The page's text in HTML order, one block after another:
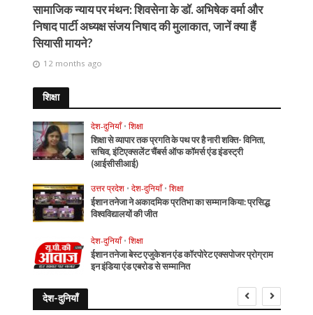
सामाजिक न्याय पर मंथन: शिवसेना के डॉ. अभिषेक वर्मा और
निषाद पार्टी अध्यक्ष संजय निषाद की मुलाकात, जानें क्या हैं
सियासी मायने?
12 months ago
शिक्षा
देश-दुनियाँ • शिक्षा
शिक्षा से व्यापार तक प्रगति के पथ पर है नारी शक्ति- विनिता,
सचिव, इंटिएक्सलेंट चैंबर्स ऑफ कॉमर्स एंड इंडस्ट्री
(आईसीसीआई)
उत्तर प्रदेश • देश-दुनियाँ • शिक्षा
ईशान तनेजा ने अकादमिक प्रतिभा का सम्मान किया: प्रसिद्ध
विश्वविद्यालयों की जीत
देश-दुनियाँ • शिक्षा
ईशान तनेजा बेस्ट एजुकेशन एंड कॉरपोरेट एक्सपोजर प्रोग्राम
इन इंडिया एंड एबरोड से सम्मानित
देश-दुनियाँ